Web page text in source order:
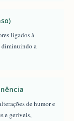
ligados à
diminuindo a
de humor e
e geríveis,